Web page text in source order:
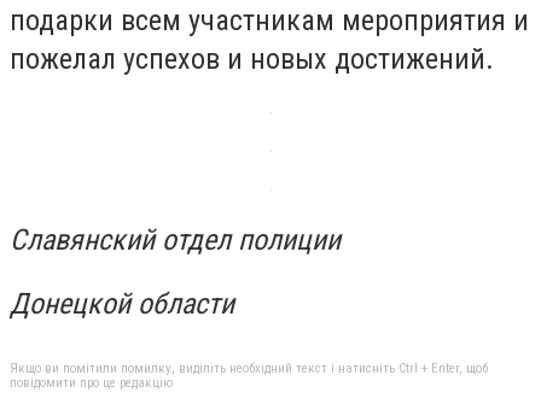
подарки всем участникам мероприятия и
пожелал успехов и новых достижений.
Славянский отдел полиции
Донецкой области
Якщо ви помітили помилку, виділіть необхідний текст і натисніть Ctrl + Enter, щоб
повідомити про це редакцію